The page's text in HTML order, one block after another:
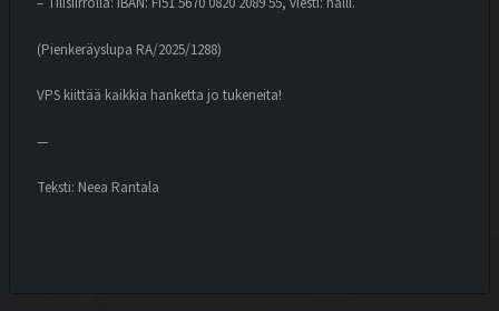
(Pienkeräyslupa RA/2025/1288)
VPS kiittää kaikkia hanketta jo tukeneita!
—
Teksti: Neea Rantala